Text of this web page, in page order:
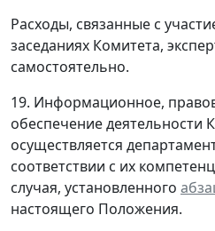
Расходы, связанные с
заседаниях Комитета,
самостоятельно.
19. Информационное,
обеспечение деятельности
осуществляется
соответствии с их
случая, установленного
настоящего Положения.